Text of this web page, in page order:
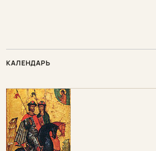
КАЛЕНДАРЬ